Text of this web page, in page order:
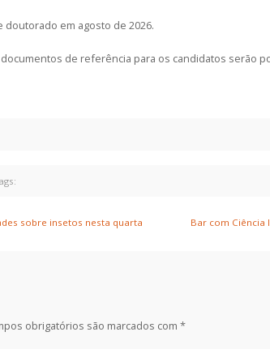
em agosto de 2026.
de referência para os candidatos serão
sobre insetos nesta quarta Bar com Ciência
obrigatórios são marcados com *